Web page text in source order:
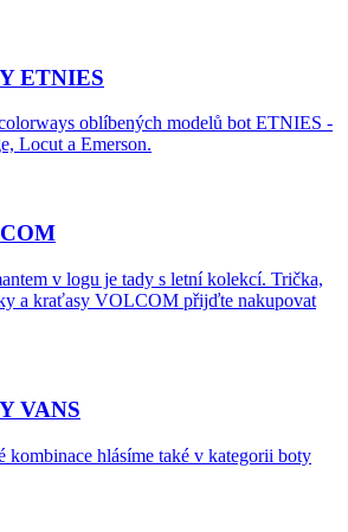
ETNIES
oblíbených modelů bot ETNIES -
Locut a Emerson.
v logu je tady s letní kolekcí. Trička,
a kraťasy VOLCOM přijďte nakupovat
VANS
kombinace hlásíme také v kategorii boty